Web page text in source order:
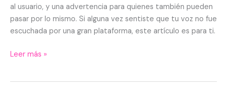
al usuario, y una advertencia para quienes también pueden
pasar por lo mismo. Si alguna vez sentiste que tu voz no fue
escuchada por una gran plataforma, este artículo es para ti.
Leer más »